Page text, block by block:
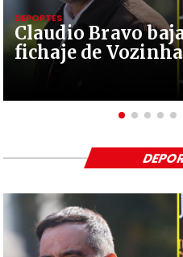
Claudio Bravo
fichaje de Vozinha
DEPORTES